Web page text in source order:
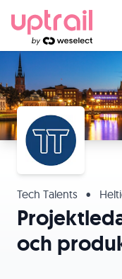
Tech Talents •
och